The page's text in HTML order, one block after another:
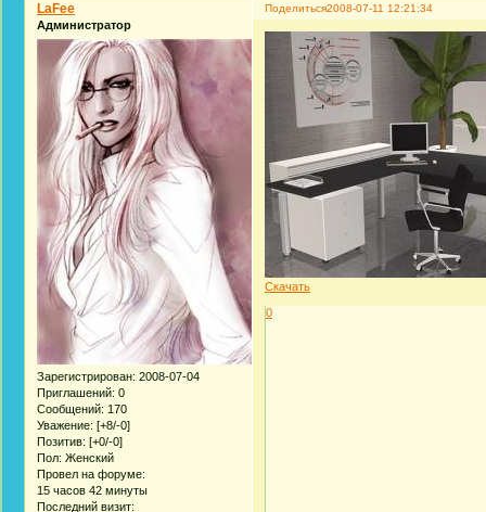
Поделиться2008-07-11 12:21:34
LaFee
Администратор
Зарегистрирован: 2008-07-04
Приглашений: 0
Сообщений: 170
Уважение: [+8/-0]
Позитив: [+0/-0]
Пол: Женский
Провел на форуме:
15 часов 42 минуты
Последний визит:
Скачать
0